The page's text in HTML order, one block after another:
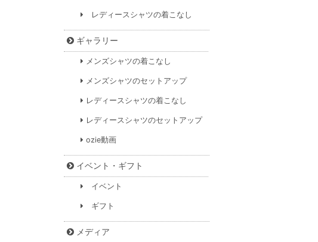
レディースシャツの着こなし
ギャラリー
メンズシャツの着こなし
メンズシャツのセットアップ
レディースシャツの着こなし
レディースシャツのセットアップ
ozie動画
イベント・ギフト
イベント
ギフト
メディア